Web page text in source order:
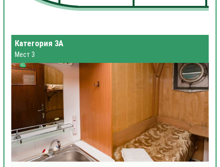
Категория 3А
Мест 3